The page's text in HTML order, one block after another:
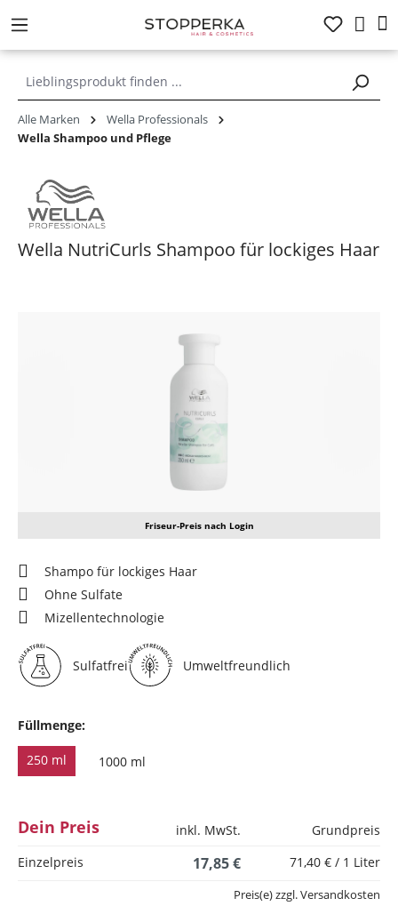
springen
Alle Marken
Wella Professionals
Wella Shampoo und Pflege
Wella NutriCurls Shampoo für lockiges Haar
Friseur-Preis nach Login
Shampo für lockiges Haar
Ohne Sulfate
Mizellentechnologie
Sulfatfrei Umweltfreundlich
Füllmenge:
250 ml 1000 ml
Dein Preis inkl. MwSt.
Grundpreis
Einzelpreis
17,85 € 71,40 € / 1 Liter
Preis(e) zzgl. Versandkosten